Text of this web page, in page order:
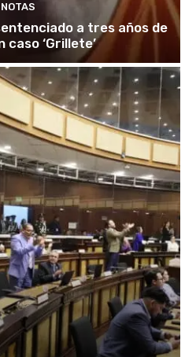
NOTAS
a tres años de
caso ‘Grillete’